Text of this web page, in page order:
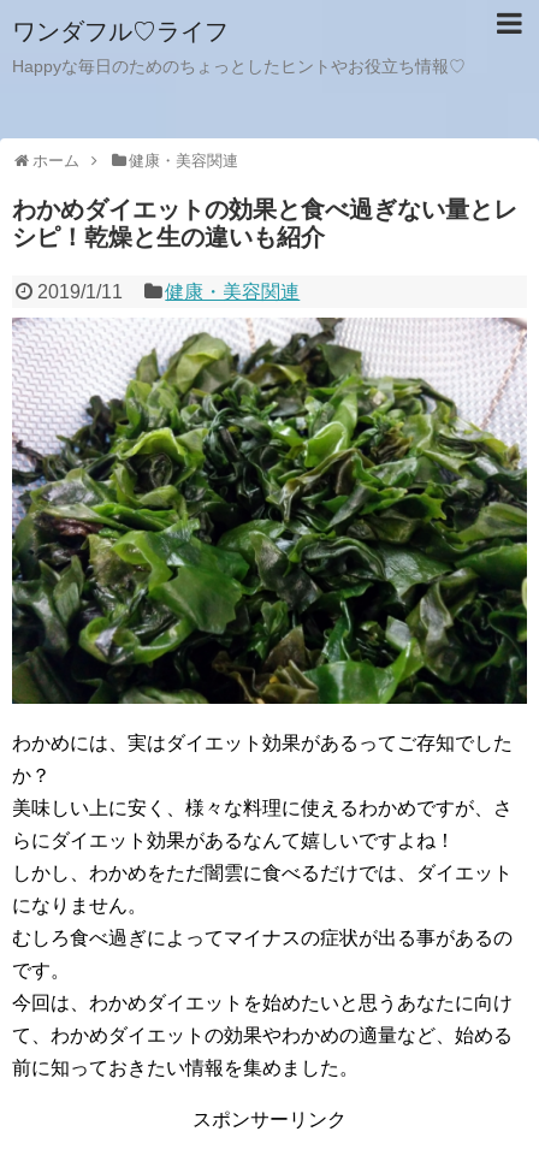
ワンダフル♡ライフ
Happyな毎日のためのちょっとしたヒントやお役立ち情報♡
ホーム 健康・美容関連
わかめダイエットの効果と食べ過ぎない量とレ
シピ！乾燥と生の違いも紹介
2019/1/11 健康・美容関連
わかめには、実はダイエット効果があるってご存知でした
か？
美味しい上に安く、様々な料理に使えるわかめですが、さ
らにダイエット効果があるなんて嬉しいですよね！
しかし、わかめをただ闇雲に食べるだけでは、ダイエット
になりません。
むしろ食べ過ぎによってマイナスの症状が出る事があるの
です。
今回は、わかめダイエットを始めたいと思うあなたに向け
て、わかめダイエットの効果やわかめの適量など、始める
前に知っておきたい情報を集めました。
スポンサーリンク